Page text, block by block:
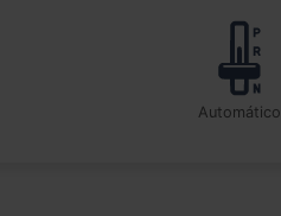
automático